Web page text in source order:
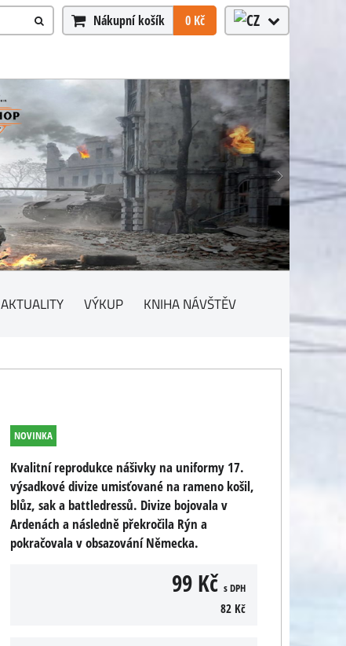
Nákupní košík 0 Kč
AKTUALITY VÝKUP KNIHA NÁVŠTĚV
NOVINKA
Kvalitní reprodukce nášivky na uniformy 17.
výsadkové divize umisťované na rameno košil,
blůz, sak a battledressů. Divize bojovala v
Ardenách a následně překročila Rýn a
pokračovala v obsazování Německa.
99 Kč s DPH
82 Kč